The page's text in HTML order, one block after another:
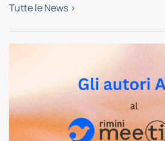
Tutte le News >